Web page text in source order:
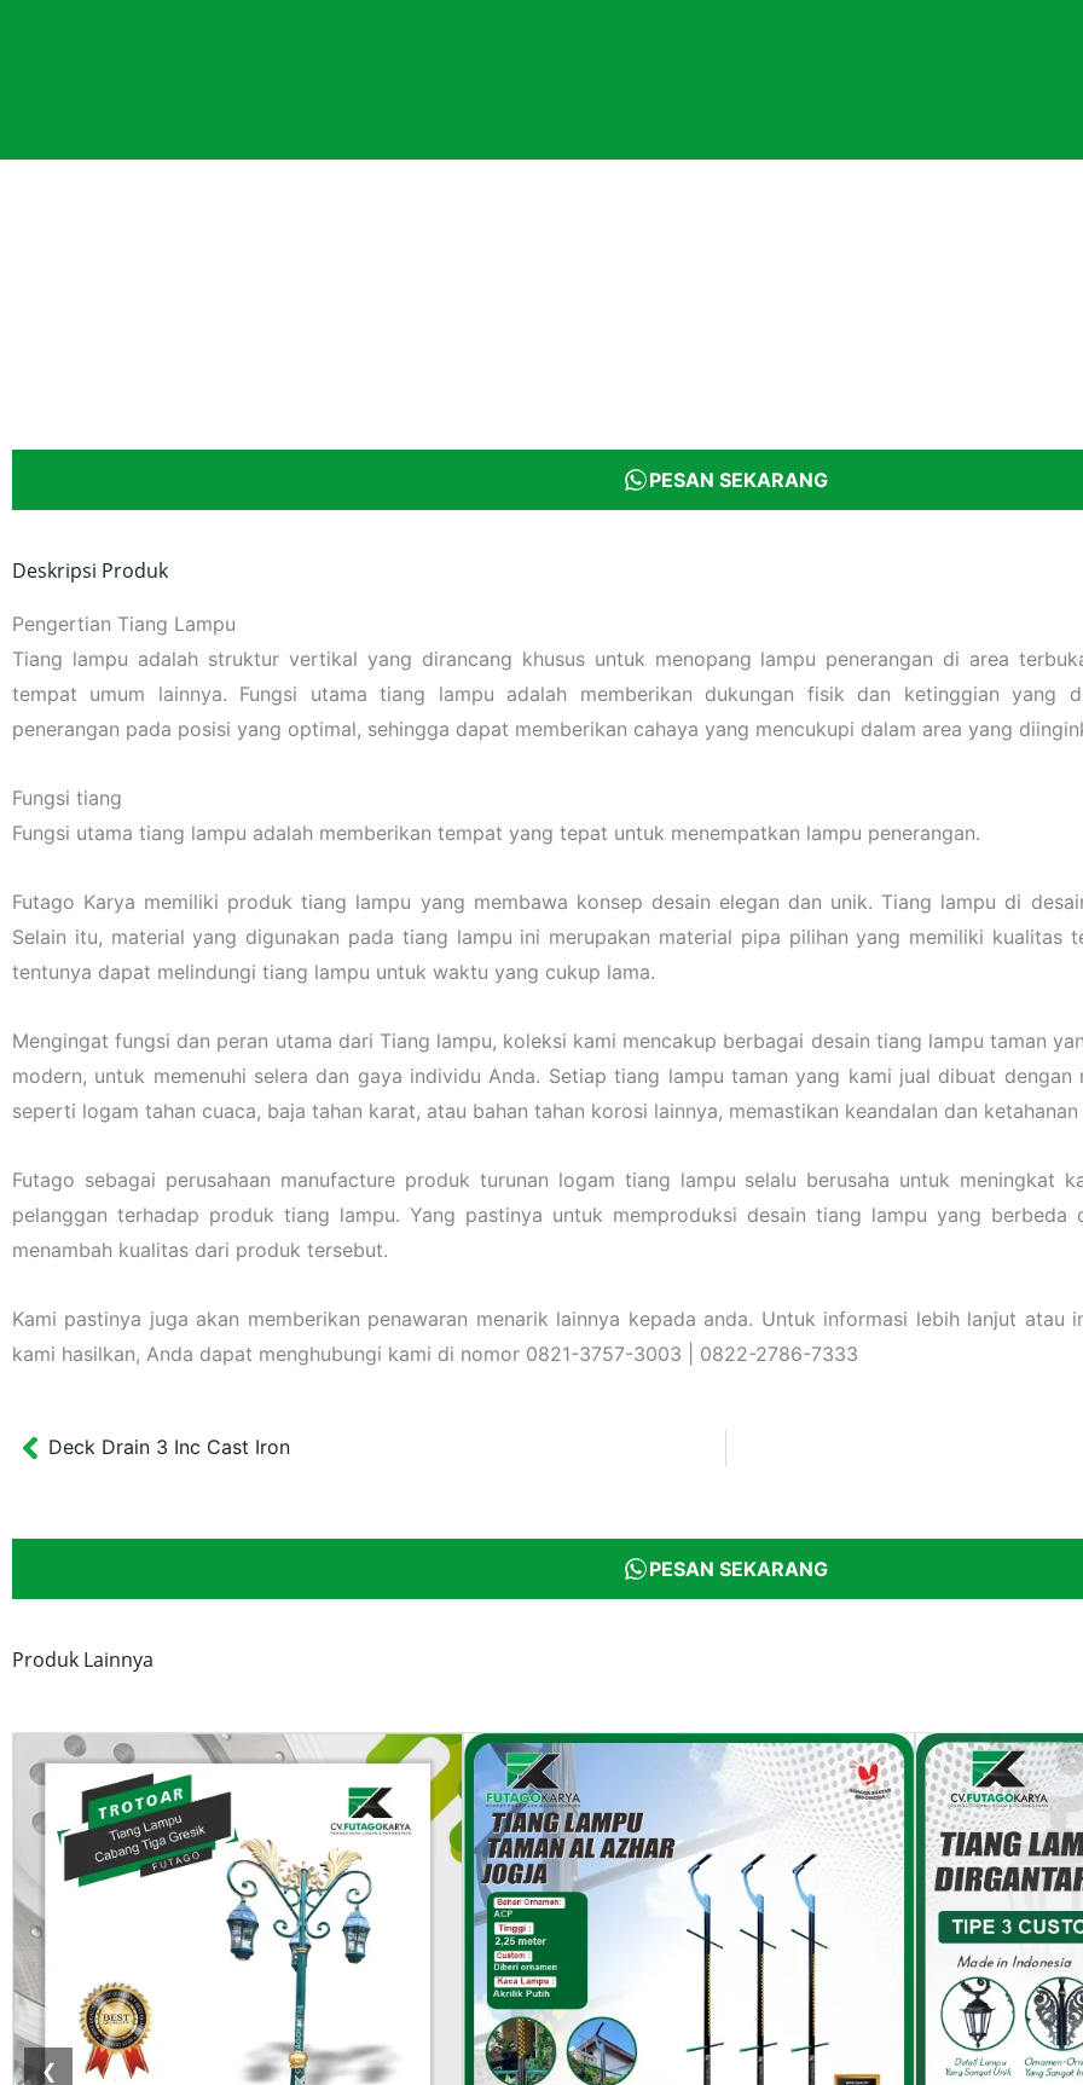
PESAN SEKARANG
Deskripsi Produk
Pengertian Tiang Lampu
Tiang lampu adalah struktur vertikal yang dirancang khusus untuk menopang lampu penerangan di area
tempat umum lainnya. Fungsi utama tiang lampu adalah memberikan dukungan fisik dan ketinggian yang
penerangan pada posisi yang optimal, sehingga dapat memberikan cahaya yang mencukupi dalam area yang
Fungsi tiang
Fungsi utama tiang lampu adalah memberikan tempat yang tepat untuk menempatkan lampu penerangan.
Futago Karya memiliki produk tiang lampu yang membawa konsep desain elegan dan unik. Tiang lampu di
Selain itu, material yang digunakan pada tiang lampu ini merupakan material pipa pilihan yang memiliki kualitas
tentunya dapat melindungi tiang lampu untuk waktu yang cukup lama.
Mengingat fungsi dan peran utama dari Tiang lampu, koleksi kami mencakup berbagai desain tiang lampu taman
modern, untuk memenuhi selera dan gaya individu Anda. Setiap tiang lampu taman yang kami jual dibuat
seperti logam tahan cuaca, baja tahan karat, atau bahan tahan korosi lainnya, memastikan keandalan dan
Futago sebagai perusahaan manufacture produk turunan logam tiang lampu selalu berusaha untuk meningkat
pelanggan terhadap produk tiang lampu. Yang pastinya untuk memproduksi desain tiang lampu yang berbeda
menambah kualitas dari produk tersebut.
Kami pastinya juga akan memberikan penawaran menarik lainnya kepada anda. Untuk informasi lebih lanjut
kami hasilkan, Anda dapat menghubungi kami di nomor 0821-3757-3003 | 0822-2786-7333
Prev
Deck Drain 3 Inc Cast Iron
PESAN SEKARANG
Produk Lainnya
❮